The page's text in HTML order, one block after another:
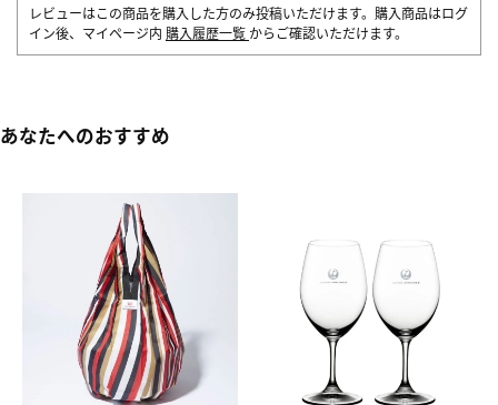
レビューはこの商品を購入した方のみ投稿いただけます。購入商品はログ
イン後、マイページ内 購入履歴一覧 からご確認いただけます。
あなたへのおすすめ